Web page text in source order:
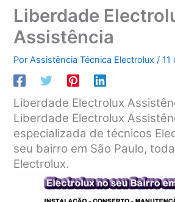
Liberdade
Assistência
PorAssistência Técnica Electrolux/11
Liberdade Electrolux
Liberdade Electrolux
especializada de técnicos
seu bairro em São Paulo,
Electrolux.